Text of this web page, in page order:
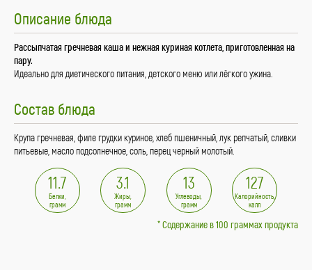
Описание блюда
Рассыпчатая гречневая каша и нежная куриная котлета, приготовленная на
пару.
Идеально для диетического питания, детского меню или лёгкого ужина.
Состав блюда
Крупа гречневая, филе грудки куриное, хлеб пшеничный, лук репчатый, сливки
питьевые, масло подсолнечное, соль, перец черный молотый.
11.7
Белки,
грамм
3.1
Жиры,
грамм
13
Углеводы,
грамм
127
Калорийность,
калл
* Содержание в 100 граммах продукта